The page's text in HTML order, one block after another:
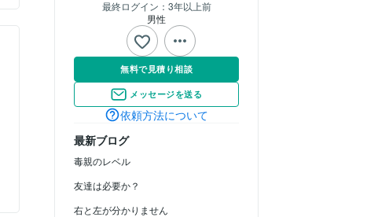
最終ログイン： 3年以上前
男性
無料で見積り相談
メッセージを送る
依頼方法について
最新ブログ
毒親のレベル
友達は必要か？
右と左が分かりません